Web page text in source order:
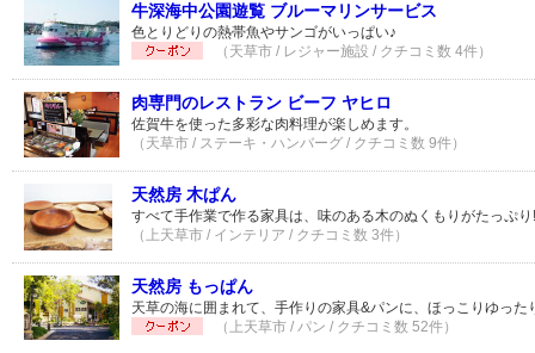
牛深海中公園遊覧 ブルーマリンサービス
色とりどりの熱帯魚やサンゴがいっぱい♪
（天草市 / レジャー施設 / クチコミ数 4件）
肉専門のレストラン ビーフ ヤヒロ
佐賀牛を使った多彩な肉料理が楽しめます。
（天草市 / ステーキ・ハンバーグ / クチコミ数 9件）
天然房 木ぱん
すべて手作業で作る家具は、味のある木のぬくもりがたっぷり!
（上天草市 / インテリア / クチコミ数 3件）
天然房 もっぱん
天草の海に囲まれて、手作りの家具&パンに、ほっこりゆった
（上天草市 / パン / クチコミ数 52件）